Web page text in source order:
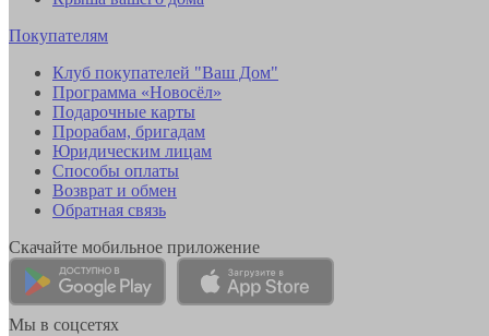
Покупателям
Клуб покупателей "Ваш Дом"
Программа «Новосёл»
Подарочные карты
Прорабам, бригадам
Юридическим лицам
Способы оплаты
Возврат и обмен
Обратная связь
Скачайте мобильное приложение
Мы в соцсетях